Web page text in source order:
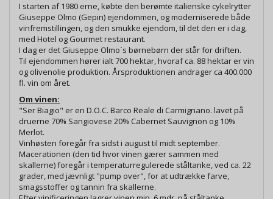
I starten af 1980 erne, købte den berømte italienske cykelrytter
Giuseppe Olmo (Gepin) ejendommen, og moderniserede både
vinfremstillingen, og den smukke ejendom, til det den er i dag,
med Hotel og Gourmet restaurant.
I dag er det Giuseppe Olmo`s børnebørn der står for driften.
Til ejendommen hører ialt 700 hektar, hvoraf ca. 88 hektar er vin
og olivenolie produktion. Årsproduktionen andrager ca 400.000
fl. vin om året.
Om vinen:
"Ser Biagio" er en D.O.C. Barco Reale di Carmignano. lavet på
druerne 70% Sangiovese 20% Cabernet Sauvignon og 10%
Merlot.
Vinhøsten foregår fra sidst i august til midt september.
Macerationen (den tid hvor vinen gærer sammen med
skallerne) foregår i temperaturregulerede ståltanke, ved ca. 22
grader, med jævnligt "pump over", for at udtrække farve,
smagsstoffer og tannin fra skallerne.